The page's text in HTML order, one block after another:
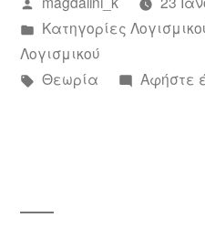
από
Αναρτήθηκε
σε
Κατηγορίες
Λογισμικού
Ετικέτες:
Θεωρία Αφήστε